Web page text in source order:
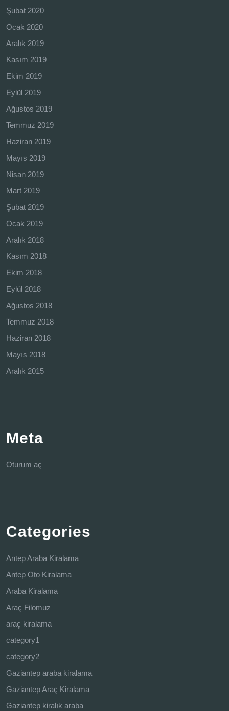
Şubat 2020
Ocak 2020
Aralık 2019
Kasım 2019
Ekim 2019
Eylül 2019
Ağustos 2019
Temmuz 2019
Haziran 2019
Mayıs 2019
Nisan 2019
Mart 2019
Şubat 2019
Ocak 2019
Aralık 2018
Kasım 2018
Ekim 2018
Eylül 2018
Ağustos 2018
Temmuz 2018
Haziran 2018
Mayıs 2018
Aralık 2015
Meta
Oturum aç
Categories
Antep Araba Kiralama
Antep Oto Kiralama
Araba Kiralama
Araç Filomuz
araç kiralama
category1
category2
Gaziantep araba kiralama
Gaziantep Araç Kiralama
Gaziantep kiralık araba